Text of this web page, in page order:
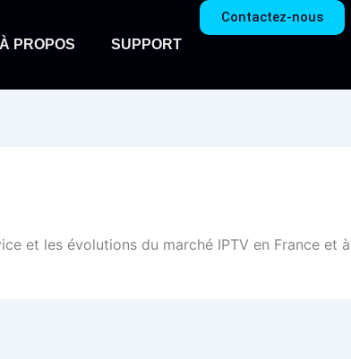
À PROPOS SUPPORT
Contactez-nous
et les évolutions du marché IPTV en France et